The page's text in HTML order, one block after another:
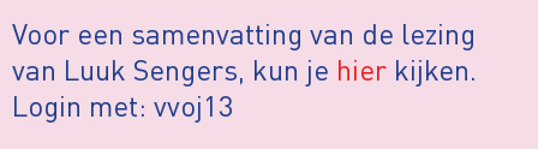
Voor een samenvatting van de lezing
van Luuk Sengers, kun je hier kijken.
Login met: vvoj13